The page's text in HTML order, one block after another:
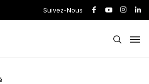
Suivez-Nous